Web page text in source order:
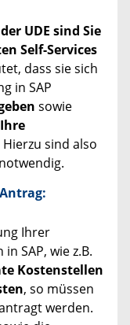
UDE sind Sie
Self-Services
dass sie sich
in SAP
sowie
sind also
Ihrer
SAP, wie z.B.
Kostenstellen
, so müssen
werden.